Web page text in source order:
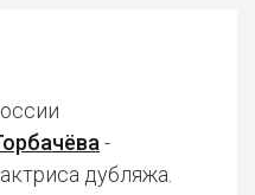
-
дубляжа.